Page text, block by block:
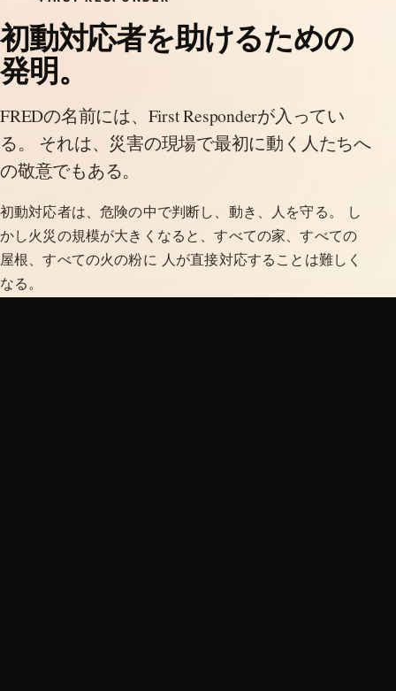
初動対応者を助けるための
発明。
FREDの名前には、First Responderが入ってい
る。 それは、災害の現場で最初に動く人たちへ
の敬意でもある。
初動対応者は、危険の中で判断し、動き、人を守る。 し
かし火災の規模が大きくなると、すべての家、すべての
屋根、すべての火の粉に 人が直接対応することは難しく
なる。